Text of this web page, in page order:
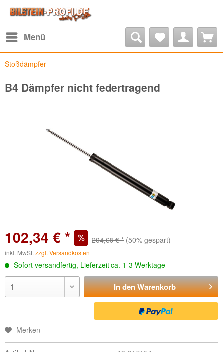
Menü
Stoßdämpfer
B4 Dämpfer nicht federtragend
102,34 € * 204,68 € * (50% gespart)
inkl. MwSt. zzgl. Versandkosten
Sofort versandfertig, Lieferzeit ca. 1-3 Werktage
In denWarenkorb
Merken